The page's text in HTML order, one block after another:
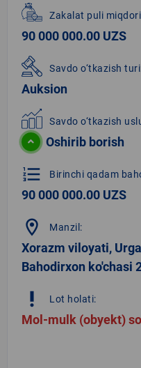
Zakalat puli miqdori
90 000 000.00 UZS
Savdo o‘tkazish
Auksion
Savdo o‘tkazish
Oshirib borish
format_list_numbered Birinchi qadam
90 000 000.00 UZS
location_on Manzil:
Xorazm viloyati,
Bahodirxon ko'chasi
priority_high Lot holati:
Mol-mulk (obyekt)